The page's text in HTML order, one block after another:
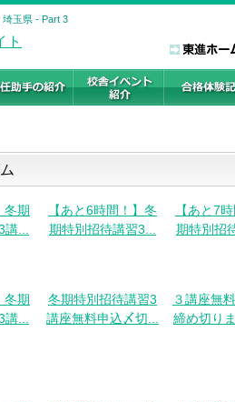
玉県 - Part 3
冬期
...
【あと6時間！】冬
期特別招待講習3...
【あと7
期特別招
冬期
...
冬期特別招待講習3
講座無料申込〆切...
３講座無
締め切り